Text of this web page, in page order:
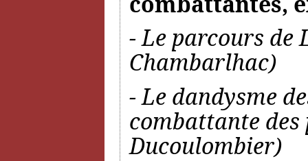
- Le parcours de
Chambarlhac)
- Le dandysme
combattante
Ducoulombier)